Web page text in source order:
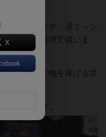
成型のトリテ。昼ミッシ
ションは推理で競いま
し人に贈り物を捧げる世
X